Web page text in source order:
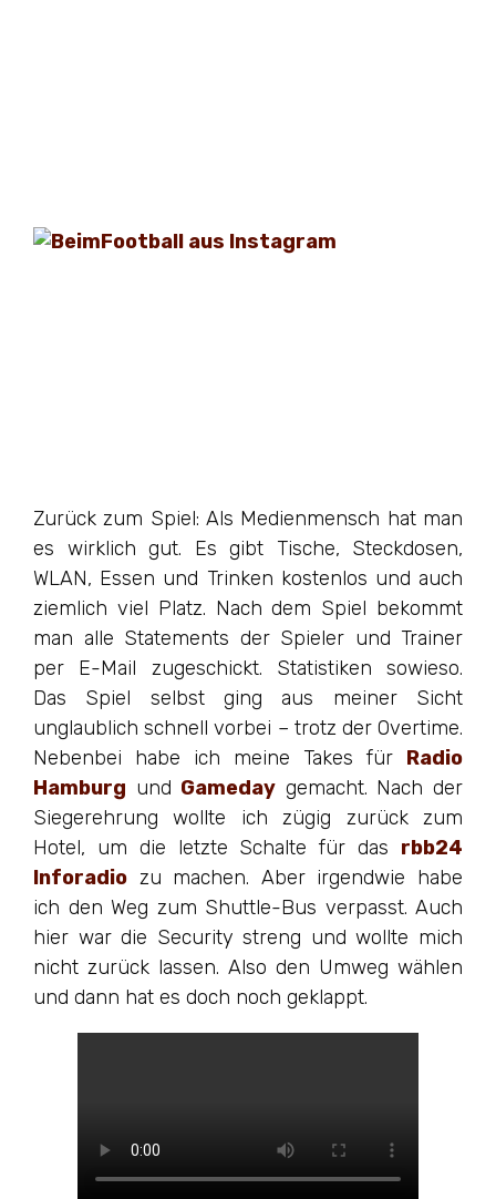
Zurück zum Spiel: Als Medienmensch hat man
es wirklich gut. Es gibt Tische, Steckdosen,
WLAN, Essen und Trinken kostenlos und auch
ziemlich viel Platz. Nach dem Spiel bekommt
man alle Statements der Spieler und Trainer
per E-Mail zugeschickt. Statistiken sowieso.
Das Spiel selbst ging aus meiner Sicht
unglaublich schnell vorbei – trotz der Overtime.
Nebenbei habe ich meine Takes für Radio
Hamburg und Gameday gemacht. Nach der
Siegerehrung wollte ich zügig zurück zum
Hotel, um die letzte Schalte für das rbb24
Inforadio zu machen. Aber irgendwie habe
ich den Weg zum Shuttle-Bus verpasst. Auch
hier war die Security streng und wollte mich
nicht zurück lassen. Also den Umweg wählen
und dann hat es doch noch geklappt.